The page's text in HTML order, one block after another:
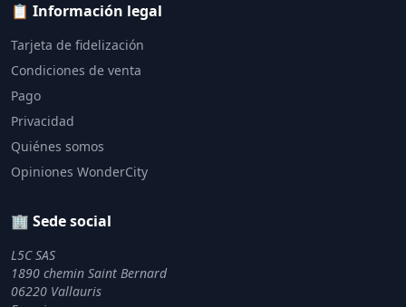
📋 Información legal
Tarjeta de fidelización
Condiciones de venta
Pago
Privacidad
Quiénes somos
Opiniones WonderCity
🏢 Sede social
L5C SAS
1890 chemin Saint Bernard
06220 Vallauris